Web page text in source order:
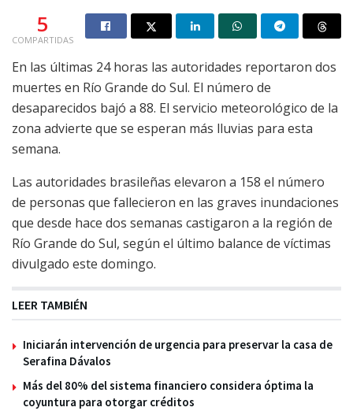
5
COMPARTIDAS
En las últimas 24 horas las autoridades reportaron dos
muertes en Río Grande do Sul. El número de
desaparecidos bajó a 88. El servicio meteorológico de la
zona advierte que se esperan más lluvias para esta
semana.
Las autoridades brasileñas elevaron a 158 el número
de personas que fallecieron en las graves inundaciones
que desde hace dos semanas castigaron a la región de
Río Grande do Sul, según el último balance de víctimas
divulgado este domingo.
LEER TAMBIÉN
Iniciarán intervención de urgencia para preservar la casa de
Serafina Dávalos
Más del 80% del sistema financiero considera óptima la
coyuntura para otorgar créditos